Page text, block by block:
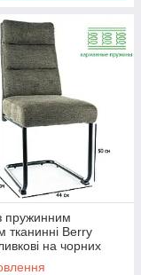
пружинним
тканинні Berry
на чорних
у кухню